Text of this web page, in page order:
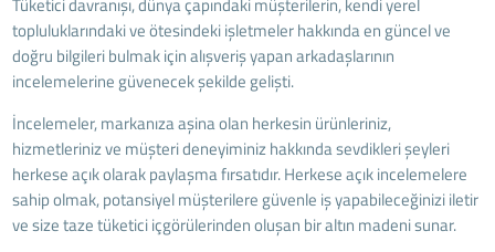
topluluklarındaki ve ötesindeki işletmeler hakkında en güncel ve
doğru bilgileri bulmak için alışveriş yapan arkadaşlarının
incelemelerine güvenecek şekilde gelişti.
İncelemeler, markanıza aşina olan herkesin ürünleriniz,
hizmetleriniz ve müşteri deneyiminiz hakkında sevdikleri şeyleri
herkese açık olarak paylaşma fırsatıdır. Herkese açık incelemelere
sahip olmak, potansiyel müşterilere güvenle iş yapabileceğinizi iletir
ve size taze tüketici içgörülerinden oluşan bir altın madeni sunar.